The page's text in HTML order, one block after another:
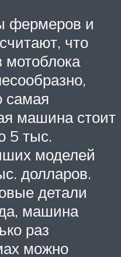
фермеров и
что
мотоблока
самая
машина стоит
5 тыс.
моделей
долларов.
детали
машина
раз
можно